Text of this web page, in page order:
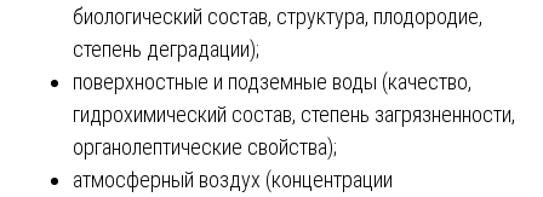
биологический состав, структура, плодородие,
степень деградации);
поверхностные и подземные воды (качество,
гидрохимический состав, степень загрязненности,
органолептические свойства);
атмосферный воздух (концентрации